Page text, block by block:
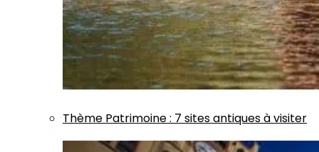
Thème Patrimoine: 7 sites antiques à visiter